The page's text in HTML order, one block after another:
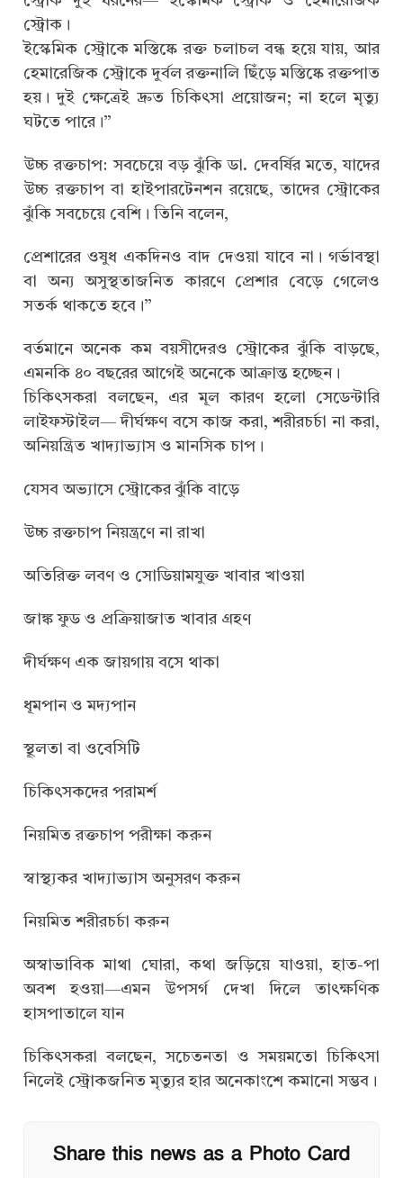
স্ট্রোক।
ইস্কেমিক স্ট্রোকে মস্তিষ্কে রক্ত চলাচল বন্ধ হয়ে যায়, আর
হেমারেজিক স্ট্রোকে দুর্বল রক্তনালি ছিঁড়ে মস্তিষ্কে রক্তপাত
হয়। দুই ক্ষেত্রেই দ্রুত চিকিৎসা প্রয়োজন; না হলে মৃত্যু
ঘটতে পারে।”
উচ্চ রক্তচাপ: সবচেয়ে বড় ঝুঁকি ডা. দেবর্ষির মতে, যাদের
উচ্চ রক্তচাপ বা হাইপারটেনশন রয়েছে, তাদের স্ট্রোকের
ঝুঁকি সবচেয়ে বেশি। তিনি বলেন,
প্রেশারের ওষুধ একদিনও বাদ দেওয়া যাবে না। গর্ভাবস্থা
বা অন্য অসুস্থতাজনিত কারণে প্রেশার বেড়ে গেলেও
সতর্ক থাকতে হবে।”
বর্তমানে অনেক কম বয়সীদেরও স্ট্রোকের ঝুঁকি বাড়ছে,
এমনকি ৪০ বছরের আগেই অনেকে আক্রান্ত হচ্ছেন।
চিকিৎসকরা বলছেন, এর মূল কারণ হলো সেডেন্টারি
লাইফস্টাইল— দীর্ঘক্ষণ বসে কাজ করা, শরীরচর্চা না করা,
অনিয়ন্ত্রিত খাদ্যাভ্যাস ও মানসিক চাপ।
যেসব অভ্যাসে স্ট্রোকের ঝুঁকি বাড়ে
উচ্চ রক্তচাপ নিয়ন্ত্রণে না রাখা
অতিরিক্ত লবণ ও সোডিয়ামযুক্ত খাবার খাওয়া
জাঙ্ক ফুড ও প্রক্রিয়াজাত খাবার গ্রহণ
দীর্ঘক্ষণ এক জায়গায় বসে থাকা
ধূমপান ও মদ্যপান
স্থূলতা বা ওবেসিটি
চিকিৎসকদের পরামর্শ
নিয়মিত রক্তচাপ পরীক্ষা করুন
স্বাস্থ্যকর খাদ্যাভ্যাস অনুসরণ করুন
নিয়মিত শরীরচর্চা করুন
অস্বাভাবিক মাথা ঘোরা, কথা জড়িয়ে যাওয়া, হাত-পা
অবশ হওয়া—এমন উপসর্গ দেখা দিলে তাৎক্ষণিক
হাসপাতালে যান
চিকিৎসকরা বলছেন, সচেতনতা ও সময়মতো চিকিৎসা
নিলেই স্ট্রোকজনিত মৃত্যুর হার অনেকাংশে কমানো সম্ভব।
Share this news as a Photo Card